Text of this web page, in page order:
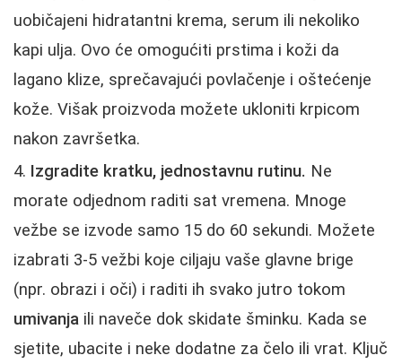
uobičajeni hidratantni krema, serum ili nekoliko
kapi ulja. Ovo će omogućiti prstima i koži da
lagano klize, sprečavajući povlačenje i oštećenje
kože. Višak proizvoda možete ukloniti krpicom
nakon završetka.
Izgradite kratku, jednostavnu rutinu. Ne
morate odjednom raditi sat vremena. Mnoge
vežbe se izvode samo 15 do 60 sekundi. Možete
izabrati 3-5 vežbi koje ciljaju vaše glavne brige
(npr. obrazi i oči) i raditi ih svako jutro tokom
umivanja ili naveče dok skidate šminku. Kada se
sjetite, ubacite i neke dodatne za čelo ili vrat. Ključ